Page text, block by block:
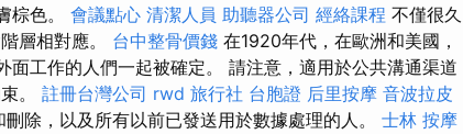
棕色。 會議點心 清潔人員 助聽器公司 經絡課程 不僅很久
層相對應。 台中整骨價錢 在1920年代，在歐洲和美國，
面工作的人們一起被確定。 請注意，適用於公共溝通渠道
。 註冊台灣公司 rwd 旅行社 台胞證 后里按摩 音波拉皮
除，以及所有以前已發送用於數據處理的人。 士林 按摩